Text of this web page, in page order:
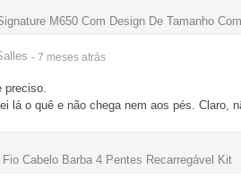
M650 Com Design De Tamanho
- 7 meses atrás
preciso.
lá o quê e não chega nem aos pés. Claro,
Cabelo Barba 4 Pentes Recarregável Kit